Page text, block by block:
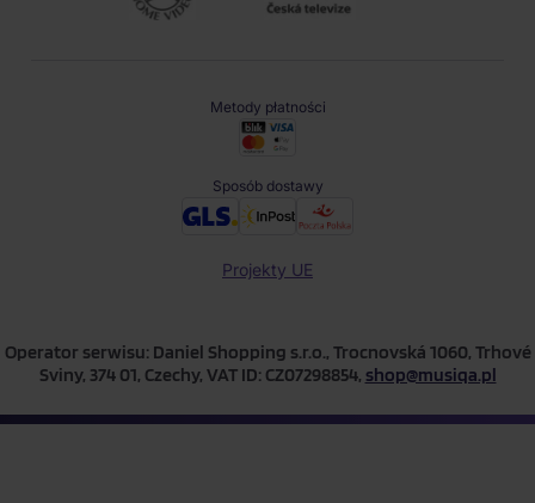
Metody płatności
Sposób dostawy
Projekty UE
Operator serwisu: Daniel Shopping s.r.o., Trocnovská 1060, Trhové
Sviny, 374 01, Czechy, VAT ID: CZ07298854, shop@musiqa.pl